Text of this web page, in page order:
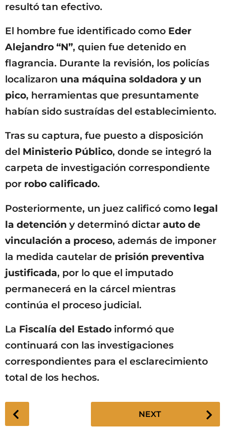
resultó tan efectivo.
El hombre fue identificado como Eder
Alejandro “N”, quien fue detenido en
flagrancia. Durante la revisión, los policías
localizaron una máquina soldadora y un
pico, herramientas que presuntamente
habían sido sustraídas del establecimiento.
Tras su captura, fue puesto a disposición
del Ministerio Público, donde se integró la
carpeta de investigación correspondiente
por robo calificado.
Posteriormente, un juez calificó como legal
la detención y determinó dictar auto de
vinculación a proceso, además de imponer
la medida cautelar de prisión preventiva
justificada, por lo que el imputado
permanecerá en la cárcel mientras
continúa el proceso judicial.
La Fiscalía del Estado informó que
continuará con las investigaciones
correspondientes para el esclarecimiento
total de los hechos.
o
NEXT